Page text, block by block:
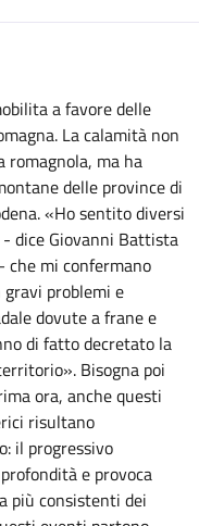
a favore delle
La calamità non
romagnola, ma ha
delle province di
«Ho sentito diversi
dice Giovanni Battista
che mi confermano
problemi e
dovute a frane e
di fatto decretato la
Bisogna poi
ora, anche questi
risultano
il progressivo
e provoca
più consistenti dei